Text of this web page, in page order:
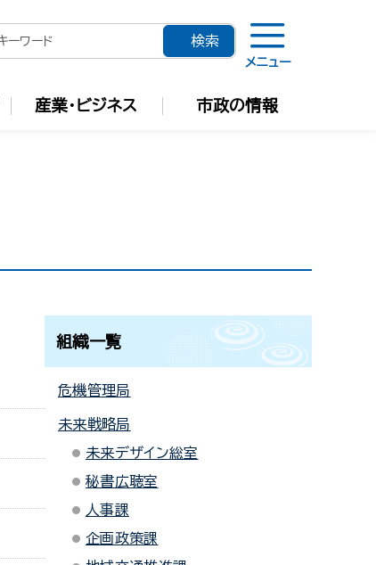
メニュー
産業・ビジネス 市政の情報
組織一覧
危機管理局
未来戦略局
未来デザイン総室
秘書広聴室
人事課
企画政策課